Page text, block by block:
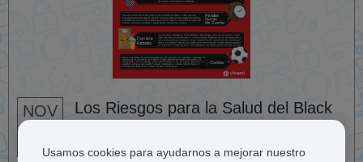
NOV
Los Riesgos para la Salud del Black
Vivami.co Team
Usamos cookies para ayudarnos a mejorar nuestro